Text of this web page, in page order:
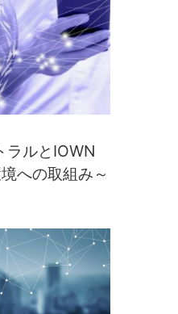
ラルとIOWN
への取組み～